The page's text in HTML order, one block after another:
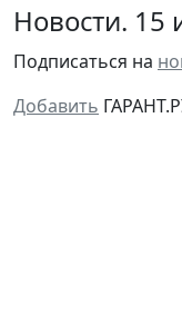
Новости. 15
Подписаться на
Добавить